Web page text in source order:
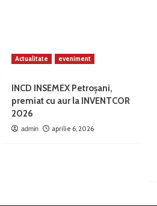
Actualitate eveniment
INCD INSEMEX Petroșani,
premiat cu aur la INVENTCOR
2026
admin aprilie 6, 2026